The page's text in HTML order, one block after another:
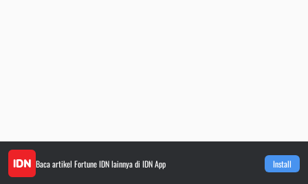
Baca artikel Fortune IDNlainnya di IDN App Install